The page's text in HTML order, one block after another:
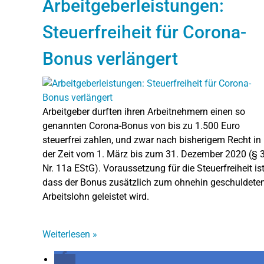
Arbeitgeberleistungen:
Steuerfreiheit für Corona-
Bonus verlängert
Arbeitgeber durften ihren Arbeitnehmern einen so
genannten Corona-Bonus von bis zu 1.500 Euro
steuerfrei zahlen, und zwar nach bisherigem Recht in
der Zeit vom 1. März bis zum 31. Dezember 2020 (§ 3
Nr. 11a EStG). Voraussetzung für die Steuerfreiheit
dass der Bonus zusätzlich zum ohnehin
Arbeitslohn geleistet wird.
Weiterlesen »